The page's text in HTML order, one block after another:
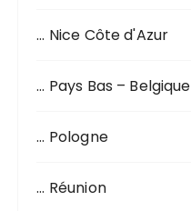
… Nice Côte d'Azur
… Pays Bas – Belgique
… Pologne
… Réunion